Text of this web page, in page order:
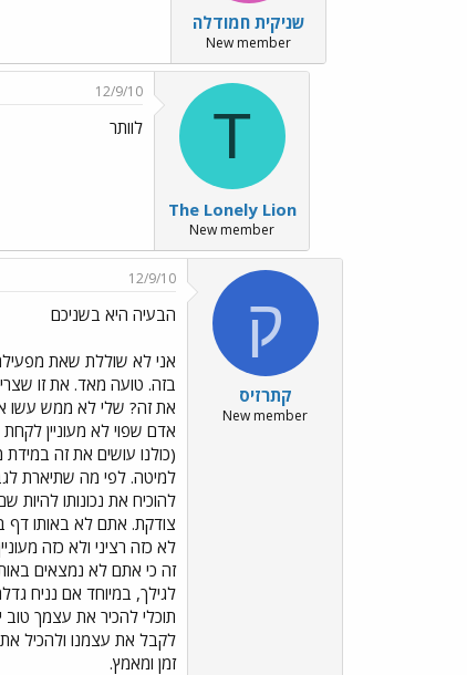
שניקית חמודלה
New member
T
The Lonely Lion
New member
12/9/10
לוותר
ק
קתרזיס
New member
12/9/10
הבעיה היא בשניכם
אני לא שוללת שאת
בזה. טועה מאד. את זו
את זה? שלי לא ממש עשו
אדם שפוי לא מעוניין
(כולנו עושים את זה
למיטה. לפי מה שתיארת
להוכיח את נכונותו
צודקת. אתם לא באותו דף
לא כזה רציני ולא כזה
זה כי אתם לא נמצאים
לגילך, במיוחד אם נניח
תוכלי להכיר את עצמך טוב
לקבל את עצמנו ולהכיל את
זמן ומאמץ.